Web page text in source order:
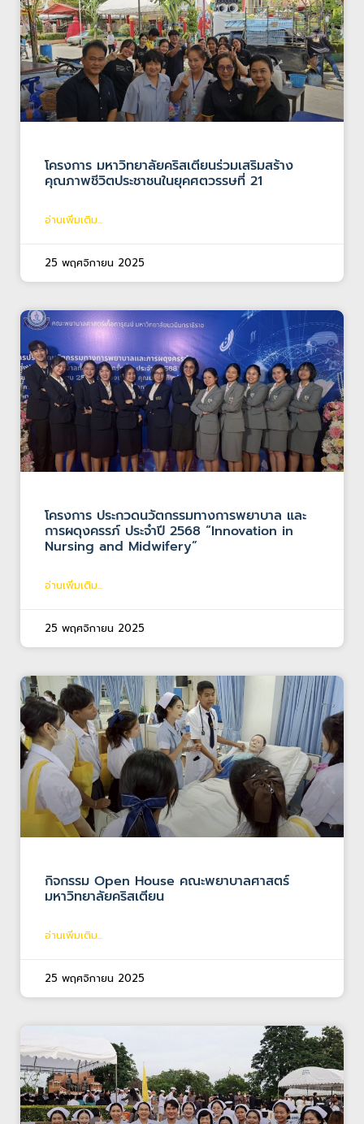
โครงการ มหาวิทยาลัยคริสเตียนร่วมเสริมสร้าง
คุณภาพชีวิตประชาชนในยุคศตวรรษที่ 21
อ่านเพิ่มเติม...
25 พฤศจิกายน 2025
โครงการ ประกวดนวัตกรรมทางการพยาบาล และ
การผดุงครรภ์ ประจำปี 2568 “Innovation in
Nursing and Midwifery”
อ่านเพิ่มเติม...
25 พฤศจิกายน 2025
กิจกรรม Open House คณะพยาบาลศาสตร์
มหาวิทยาลัยคริสเตียน
อ่านเพิ่มเติม...
25 พฤศจิกายน 2025